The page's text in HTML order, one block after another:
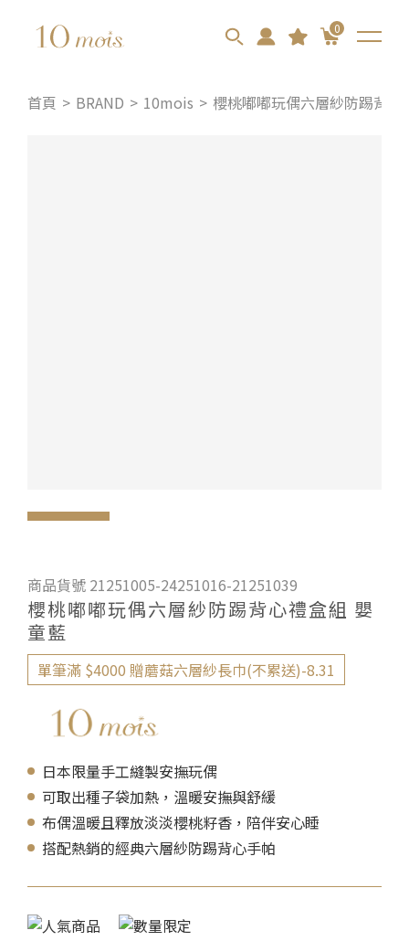
0
首頁 BRAND 10mois 櫻桃嘟嘟玩偶六層紗防踢背心
商品貨號 21251005-24251016-21251039
櫻桃嘟嘟玩偶六層紗防踢背心禮盒組 嬰
童藍
單筆滿 $4000 贈蘑菇六層紗長巾(不累送)-8.31
日本限量手工縫製安撫玩偶
可取出種子袋加熱，溫暖安撫與舒緩
布偶溫暖且釋放淡淡櫻桃籽香，陪伴安心睡
搭配熱銷的經典六層紗防踢背心手帕